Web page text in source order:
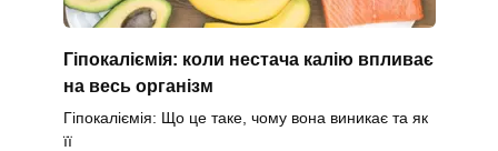
Гіпокаліємія: коли нестача калію впливає
на весь організм
Гіпокаліємія: Що це таке, чому вона виникає та як
її